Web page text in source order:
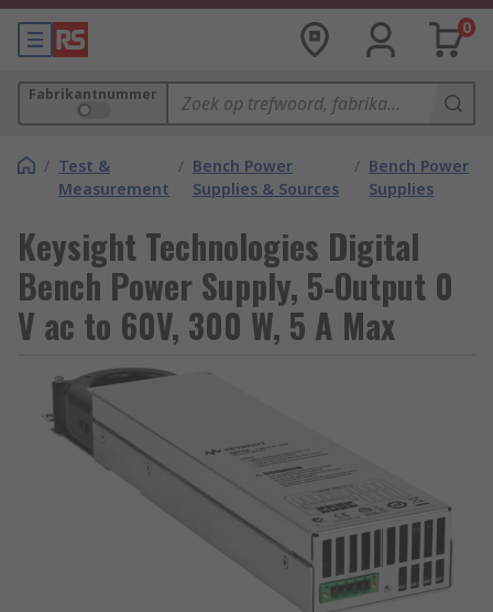
0
Fabrikantnummer
/ Test &
Measurement
/ Bench Power
Supplies & Sources
/ Bench Power
Supplies
Keysight Technologies Digital
Bench Power Supply, 5-Output 0
V ac to 60V, 300 W, 5 A Max